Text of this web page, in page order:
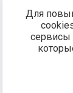
Арестантское
Дафа, Иртыш
Сибирский
граждан, Штабы
Краснодара
Для
сервисы